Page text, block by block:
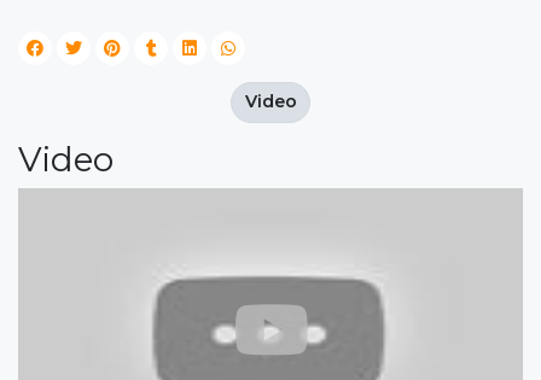
Video
Video